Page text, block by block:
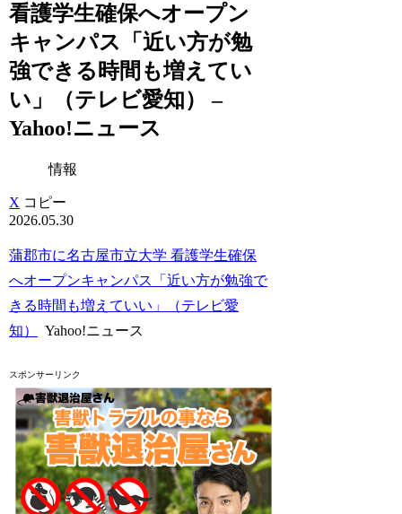
看護学生確保へオープン
キャンパス「近い方が勉
強できる時間も増えてい
い」（テレビ愛知） –
Yahoo!ニュース
情報
X コピー
2026.05.30
蒲郡市に名古屋市立大学 看護学生確保
へオープンキャンパス「近い方が勉強で
きる時間も増えていい」（テレビ愛
知）
Yahoo!ニュース
スポンサーリンク